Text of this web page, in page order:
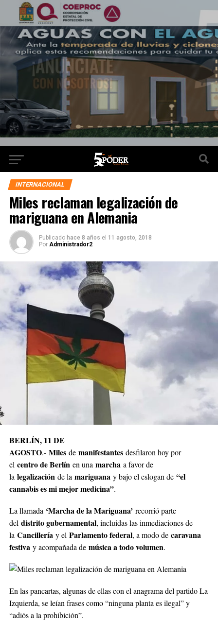
INTERNACIONAL
Miles reclaman legalización de
mariguana en Alemania
Publicado hace 8 años el 11 agosto, 2018
Por Administrador2
BERLÍN, 11 DE
AGOSTO.- Milesdemanifestantesdesfilaron hoy por
elcentro de Berlín en una marcha a favor de
lalegalización de la mariguana y bajo el eslogan de “el
cannabis es mi mejor medicina”.
La llamada ‘Marcha de la Mariguana’ recorrió parte
del distrito gubernamental, incluidas las inmediaciones de
la Cancillería y el Parlamento federal, a modo de caravana
festiva y acompañada de música a todo volumen.
En las pancartas, algunas de ellas con el anagrama del partido La
Izquierda, se leían frases como “ninguna planta es ilegal” y
“adiós a la prohibición”.